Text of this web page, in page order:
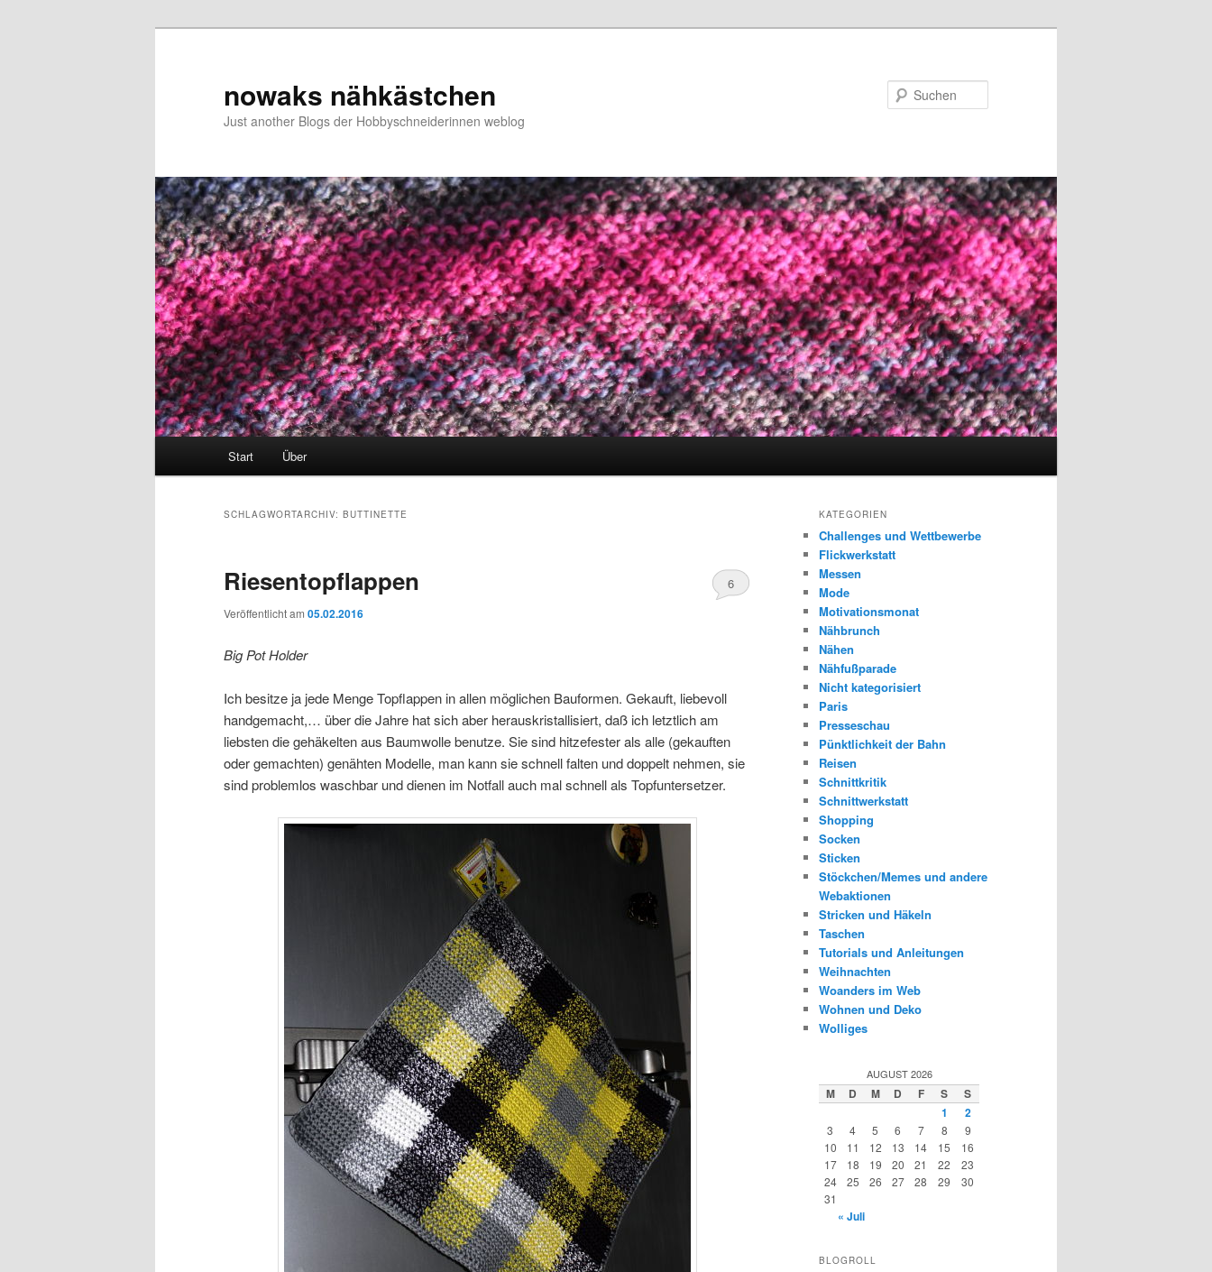
nowaks nähkästchen
Just another Blogs der Hobbyschneiderinnen weblog
Start Über
SCHLAGWORTARCHIV: BUTTINETTE
Riesentopflappen
Veröffentlicht am 05.02.2016
6
Big Pot Holder
Ich besitze ja jede Menge Topflappen in allen möglichen Bauformen. Gekauft, liebevoll
handgemacht,… über die Jahre hat sich aber herauskristallisiert, daß ich letztlich am
liebsten die gehäkelten aus Baumwolle benutze. Sie sind hitzefester als alle (gekauften
oder gemachten) genähten Modelle, man kann sie schnell falten und doppelt nehmen, sie
sind problemlos waschbar und dienen im Notfall auch mal schnell als Topfuntersetzer.
KATEGORIEN
Challenges und Wettbewerbe
Flickwerkstatt
Messen
Mode
Motivationsmonat
Nähbrunch
Nähen
Nähfußparade
Nicht kategorisiert
Paris
Presseschau
Pünktlichkeit der Bahn
Reisen
Schnittkritik
Schnittwerkstatt
Shopping
Socken
Sticken
Stöckchen/Memes und andere
Webaktionen
Stricken und Häkeln
Taschen
Tutorials und Anleitungen
Weihnachten
Woanders im Web
Wohnen und Deko
Wolliges
AUGUST 2026
M D M D F S
S
1
2
3 4 5 6 7 8
9
10
11 12 13 14 15
16
17
18 19 20 21 22
23
24
25 26 27 28 29
30
31
« Juli
BLOGROLL